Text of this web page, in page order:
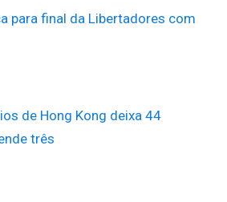
para final da Libertadores com
de Hong Kong deixa 44
três